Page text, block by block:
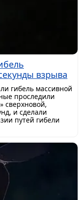
взрыва
гибель массивной
проследили
сверхновой,
и сделали
путей гибели